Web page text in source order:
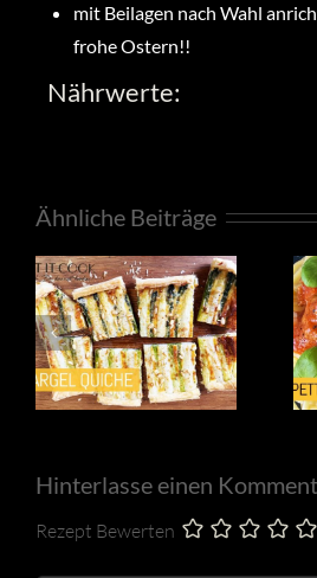
mit Beilagen nach Wahl
frohe Ostern!!
Nährwerte:
Ähnliche Beiträge
Hinterlasse einen
Rezept Bewerten